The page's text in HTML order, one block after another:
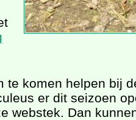
te komen helpen bij
er dit seizoen
webstek. Dan